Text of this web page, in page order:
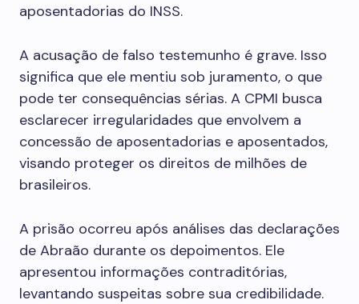
aposentadorias do INSS.
A acusação de falso testemunho é grave. Isso
significa que ele mentiu sob juramento, o que
pode ter consequências sérias. A CPMI busca
esclarecer irregularidades que envolvem a
concessão de aposentadorias e aposentados,
visando proteger os direitos de milhões de
brasileiros.
A prisão ocorreu após análises das declarações
de Abraão durante os depoimentos. Ele
apresentou informações contraditórias,
levantando suspeitas sobre sua credibilidade.